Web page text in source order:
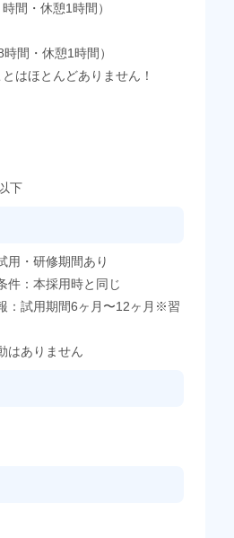
間・休憩1時間）
間・休憩1時間）
はほとんどありません！
下
用・研修期間あり
件：本採用時と同じ
：試用期間6ヶ月〜12ヶ月※習
はありません